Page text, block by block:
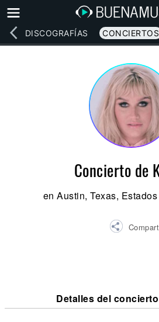
DISCOGRAFÍAS CONCIERTOS
Concierto de
en Austin, Texas,
Detalles del